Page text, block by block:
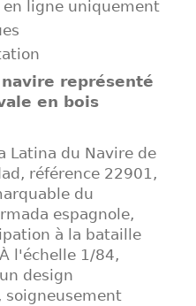
en ligne uniquement
représenté
en bois
Latina du Navire de
référence 22901,
du
espagnole,
à la bataille
l'échelle 1/84,
design
soigneusement